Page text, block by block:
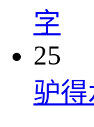
字
25
驴得